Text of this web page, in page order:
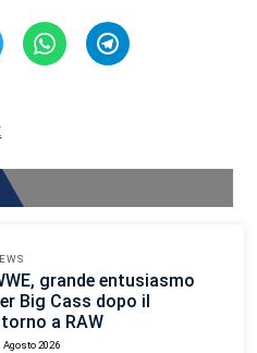
grande entusiasmo
Big Cass dopo il
a RAW
Agosto 2026